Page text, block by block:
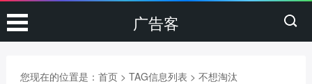
广告客
您现在的位置是： 首页> TAG信息列表 > 不想淘汰